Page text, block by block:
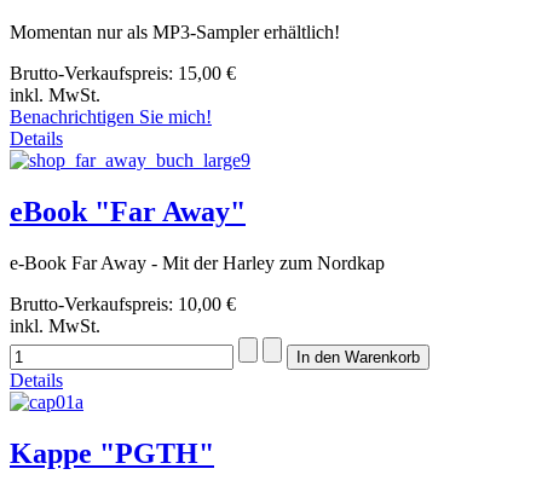
Momentan nur als MP3-Sampler erhältlich!
Brutto-Verkaufspreis: 15,00 €
inkl. MwSt.
Benachrichtigen Sie mich!
Details
eBook "Far Away"
e-Book Far Away - Mit der Harley zum Nordkap
Brutto-Verkaufspreis: 10,00 €
inkl. MwSt.
Details
Kappe "PGTH"